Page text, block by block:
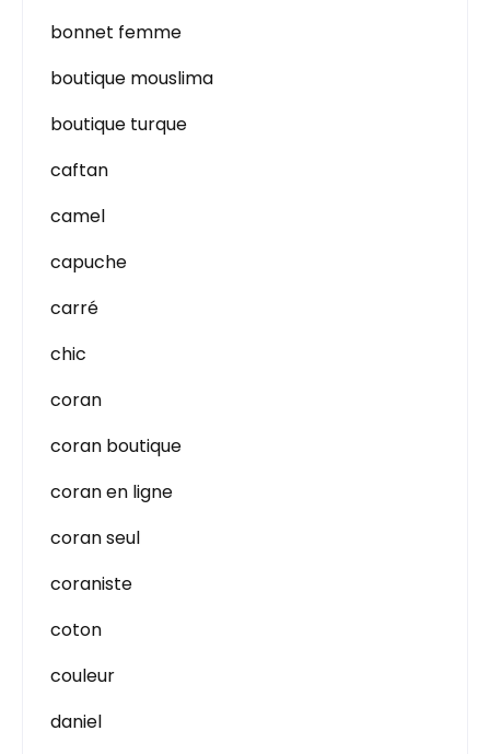
bonnet femme
boutique mouslima
boutique turque
caftan
camel
capuche
carré
chic
coran
coran boutique
coran en ligne
coran seul
coraniste
coton
couleur
daniel